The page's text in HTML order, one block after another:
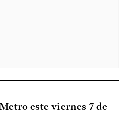
este viernes 7 de